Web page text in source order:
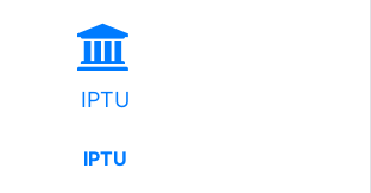
IPTU
IPTU